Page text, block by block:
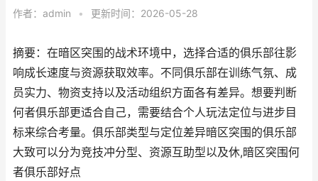
作者： admin • 更新时间：2026-05-28
摘要：在暗区突围的战术环境中，选择合适的俱乐部往影
响成长速度与资源获取效率。不同俱乐部在训练气氛、成
员实力、物资支持以及活动组织方面各有差异。想要判断
何者俱乐部更适合自己，需要结合个人玩法定位与进步目
标来综合考量。俱乐部类型与定位差异暗区突围的俱乐部
大致可以分为竞技冲分型、资源互助型以及休,暗区突围何
者俱乐部好点